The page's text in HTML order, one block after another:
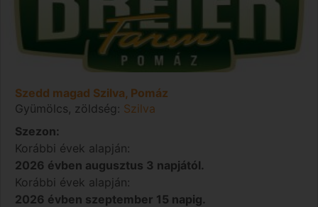
Szedd magad Szilva, Pomáz
Gyümölcs, zöldség: Szilva
Szezon:
Korábbi évek alapján:
2026 évben augusztus 3 napjától.
Korábbi évek alapján:
2026 évben szeptember 15 napig.